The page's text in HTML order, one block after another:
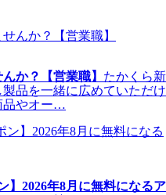
か？【営業職】 たかくら新
品を一緒に広めていただけ
品やオー…
】2026年8月に無料になるア